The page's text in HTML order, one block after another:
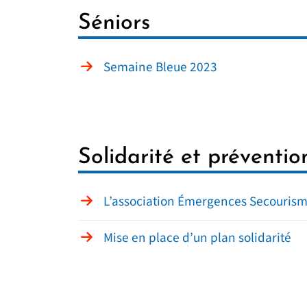
Séniors
Semaine Bleue 2023
Solidarité et
L’association Émergences
Mise en place d’un plan solidarité